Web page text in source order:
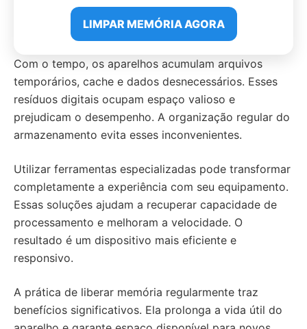
LIMPAR MEMÓRIA AGORA
Com o tempo, os aparelhos acumulam arquivos
temporários, cache e dados desnecessários. Esses
resíduos digitais ocupam espaço valioso e
prejudicam o desempenho. A organização regular do
armazenamento evita esses inconvenientes.
Utilizar ferramentas especializadas pode transformar
completamente a experiência com seu equipamento.
Essas soluções ajudam a recuperar capacidade de
processamento e melhoram a velocidade. O
resultado é um dispositivo mais eficiente e
responsivo.
A prática de liberar memória regularmente traz
benefícios significativos. Ela prolonga a vida útil do